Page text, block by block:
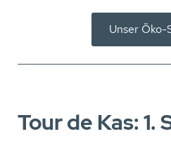
Unser Öko-
Tour de Kas: 1.